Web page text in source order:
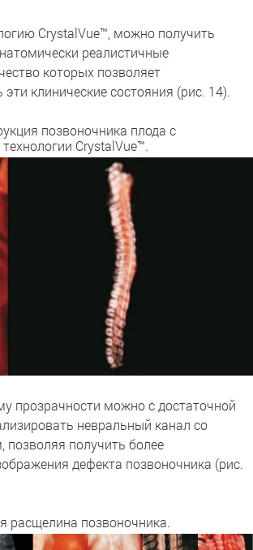
CrystalVue™, можно получить
реалистичные
которых позволяет
эти клинические состояния (рис. 14).
позвоночника плода с
CrystalVue™.
прозрачности можно с достаточной
невральный канал со
получить более
дефекта позвоночника (рис.
расщелина позвоночника.